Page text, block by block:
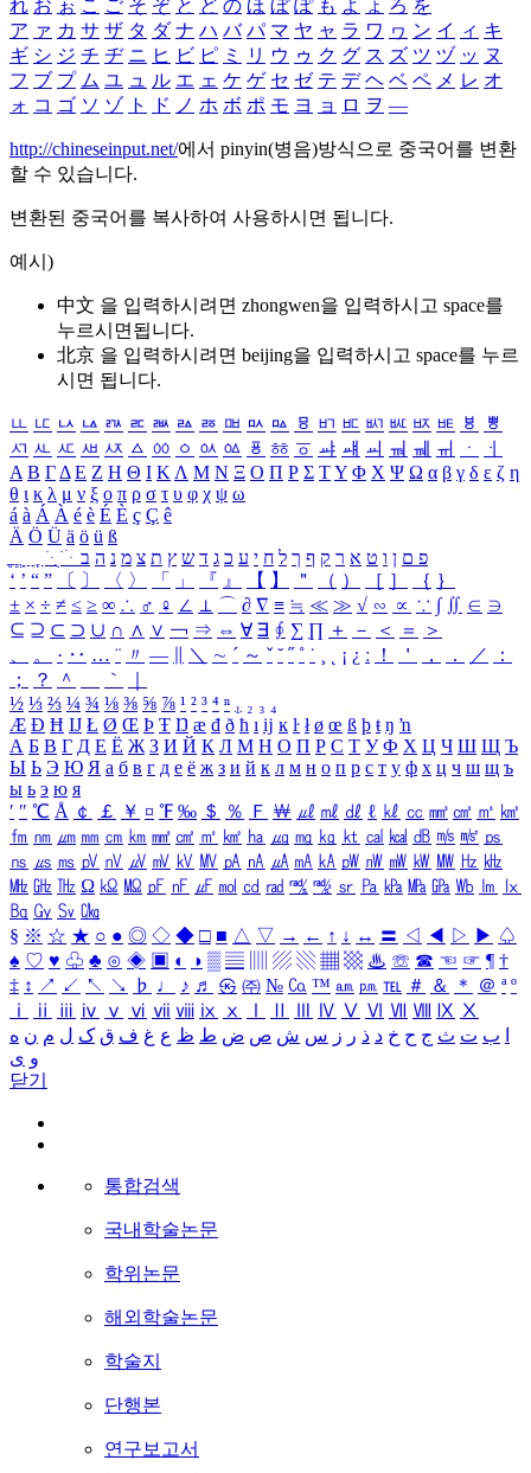
れ お ぉ こ ご そ ぞ と ど の ほ ぼ ぽ も よ ょ ろ を
ア ァ カ サ ザ タ ダ ナ ハ バ パ マ ヤ ャ ラ ワ ヮ ン イ ィ キ
ギ シ ジ チ ヂ ニ ヒ ビ ピ ミ リ ウ ゥ ク グ ス ズ ツ ヅ ッ ヌ
フ ブ プ ム ユ ュ ル エ ェ ケ ゲ セ ゼ テ デ ヘ ベ ペ メ レ オ
ォ コ ゴ ソ ゾ ト ド ノ ホ ボ ポ モ ヨ ョ ロ ヲ ―
http://chineseinput.net/에서 pinyin(병음)방식으로 중국어를 변환
할 수 있습니다.
변환된 중국어를 복사하여 사용하시면 됩니다.
예시)
中文 을 입력하시려면 zhongwen을 입력하시고 space를
누르시면됩니다.
北京 을 입력하시려면 beijing을 입력하시고 space를 누르
시면 됩니다.
ㅥ ㅦ ㅧ ㅨ ㅩ ㅪ ㅫ ㅬ ㅭ ㅮ ㅯ ㅰ ㅱ ㅲ ㅳ ㅴ ㅵ ㅶ ㅷ ㅸ
ㅹ
ㅺ ㅻ ㅼ ㅽ ㅾ ㅿ ㆀ ㆁ ㆂ ㆃ ㆄ ㆅ ㆆ ㆇ ㆈ ㆉ ㆊ ㆋ ㆌ ㆍ
ㆎ
Α Β ΓΔ Ε Ζ Η Θ Ι ΚΛ Μ Ν Ξ Ο Π Ρ Σ ΤΥ Φ Χ Ψ Ω α β γ δ ε ζ η
θ ι κ λ μ ν ξ ο π ρ σ τ υ φ χ ψ ω
á à Á À é è É È ç Ç ê
Ä Ö Ü ä ö ü ß
ִֶֹ ֻּ ׁׂ פ ם ן ו ט א ר ק ף ך ל ח י ע כ ג ד ש ץ ת צ מ נ ה ב
‘ ’ “ ” 〔 〕 〈 〉 「 」 『 』 【 】 ＂ （ ） ［ ］ ｛ ｝
± × ÷ ≠ ≤ ≥ ∞ ∴ ♂ ♀ ∠ ⊥ ⌒ ∂ ∇ ≡ ≒ ≪ ≫ √ ∽ ∝ ∵ ∫ ∬ ∈ ∋
⊆ ⊇ ⊂ ⊃ ∪ ∩ ∧ ∨ ￢ ⇒ ⇔ ∀ ∃ ∮ ∑ ∏ ＋ － ＜ ＝
＞
、
。 · ‥ … ¨ 〃 ― ＼ ∼ ´ ～ ˇ ˘ ˝ ˚ ˙ ¸ ¡ ¿ ː ！ ＇ ， ． ／
：
；
？ ＾ ｀
½ ⅓ ⅔ ¼ ¾ ⅛ ⅜ ⅝ ⅞ ¹ ² ³ ⁴ ⁿ ₁ ₂ ₃ ₄
Æ Ð Ħ Ĳ Ł Ø Œ Þ Ŧ Ŋ æ đ ð ħ ı ĳ ĸ ŀ ł ø œ ß þ ŧ ŋ ŉ
А Б В Г Д Е Ё Ж З И Й К Л М Н О П Р С Т У Ф Х Ц Ч Ш Щ Ъ
Ы Ь Э Ю Я а б в г д е ё ж з и й к л м н о п р с т у ф х ц ч ш щ ъ
ы ь э ю я
′ ″ ℃ Å ￠ ￡ ￥ ¤ ℉ ‰ ＄ ％ Ｆ ￦ ㎕ ㎖ ㎗ ℓ ㎘ ㏄ ㎣ ㎤ ㎥ ㎦
㎙ ㎚ ㎛ ㎜ ㎝ ㎞ ㎟ ㎠ ㎡ ㎢ ㏊ ㎍ ㎎ ㎏ ㏏ ㎈ ㎉ ㏈ ㎧ ㎨ ㎰
㎱ ㎲ ㎳ ㎴ ㎵ ㎶ ㎷ ㎸ ㎹ ㎀ ㎁ ㎂ ㎃ ㎄ ㎺ ㎻ ㎽ ㎾ ㎿ ㎐ ㎑
㎒ ㎓ ㎔ Ω ㏀ ㏁ ㎊ ㎋ ㎌ ㏖ ㏅ ㎭ ㎮ ㎯ ㏛ ㎩ ㎪ ㎫ ㎬ ㏝ ㏐
㏓
㏃ ㏉ ㏜ ㏆
§ ※ ☆ ★ ○ ● ◎ ◇ ◆ □ ■ △ ▽ → ← ↑ ↓ ↔ 〓 ◁ ◀ ▷ ▶ ♤
♠ ♡ ♥ ♧ ♣ ⊙ ◈ ▣ ◐ ◑ ▒ ▤ ▨ ▧ ▦ ▩ ♨ ☏ ☎ ☜ ☞ ¶ †
‡ ↕ ↗ ↙ ↖ ↘ ♭ ♩ ♪ ♬ ㉿ ㈜ № ㏇ ™ ㏂ ㏘ ℡ ＃ ＆ ＊ ＠ ª º
ⅰ
ⅱ ⅲ ⅳ ⅴ ⅵ ⅶ ⅷ ⅸ ⅹ Ⅳ Ⅴ Ⅵ Ⅶ Ⅷ Ⅸ Ⅹ
ب ت ث ج ح خ د ذ ر ز س ش ص ض ط ظ ع غ ف ق ک ل م ن ه
و ی
닫기
통합검색
국내학술논문
학위논문
해외학술논문
학술지
단행본
연구보고서